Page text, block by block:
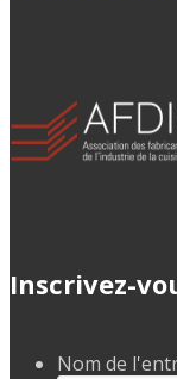
Inscrivez-
Nom de